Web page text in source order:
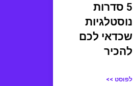
5 סדרות
נוסטלגיות
שכדאי לכם
להכיר
לפוסט >>